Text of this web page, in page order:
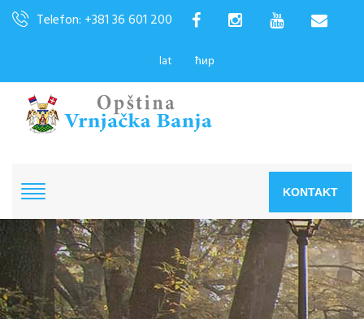
Telefon: +381 36 601 200
lat ћир
KONTAKT